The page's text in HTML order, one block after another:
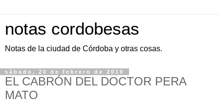
notas cordobesas
Notas de la ciudad de Córdoba y otras cosas.
sábado, 20 de febrero de 2010
EL CABRÓN DEL DOCTOR PERA
MATO